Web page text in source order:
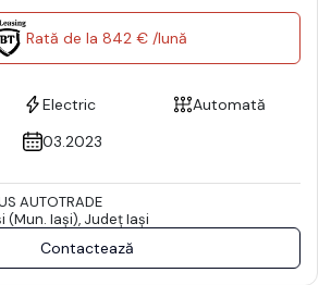
Rată de la 842 € /lună
Electric
Automată
03.2023
AUTOTRADE
(Mun. Iaşi), Județ Iaşi
Contactează